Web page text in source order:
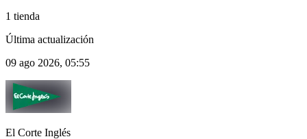
1 tienda
Última actualización
09 ago 2026, 05:55
El Corte Inglés